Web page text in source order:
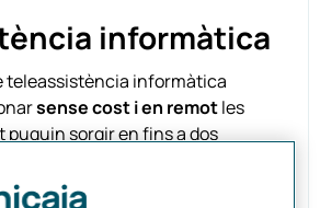
informàtica
teleassistència informàtica
sense cost i en remotles
puguin sorgir en fins a dos
podeu demanar
recuperació de dades a l’any